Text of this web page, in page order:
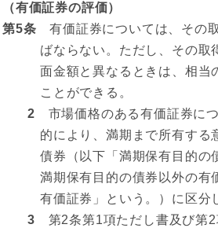
（有価証券の評価）
第5条 有価証券については、その
ばならない。ただし、その取
面金額と異なるときは、相当
ことができる。
2 市場価格のある有価証券に
的により、満期まで所有する
債券（以下「満期保有目的の
満期保有目的の債券以外の有
有価証券」という。）に区分
3 第2条第1項ただし書及び第2